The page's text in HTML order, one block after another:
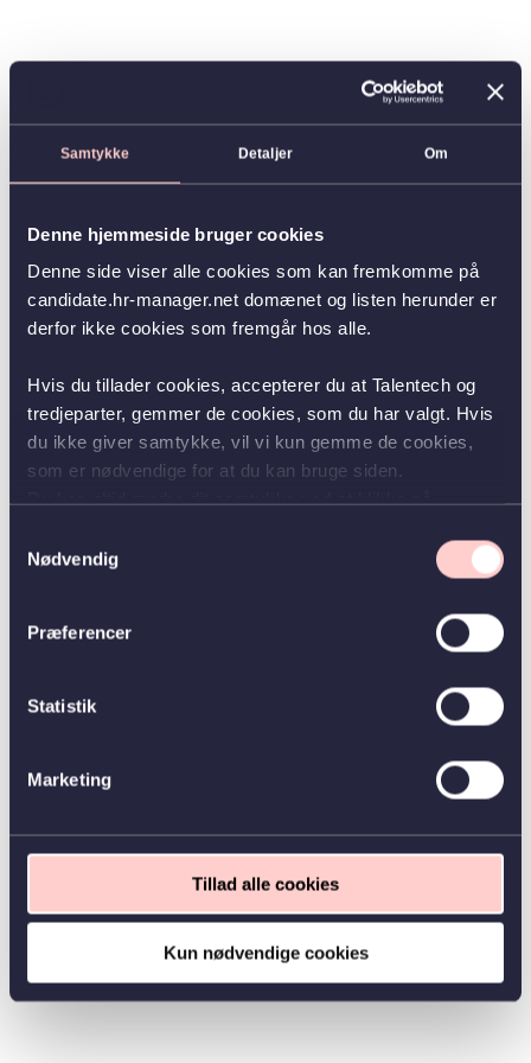
Samtykke Detaljer Om
Denne hjemmeside bruger cookies
Denne side viser alle cookies som kan fremkomme på
candidate.hr-manager.net domænet og listen herunder er
derfor ikke cookies som fremgår hos alle.
Hvis du tillader cookies, accepterer du at Talentech og
tredjeparter, gemmer de cookies, som du har valgt. Hvis
du ikke giver samtykke, vil vi kun gemme de cookies,
som er nødvendige for at du kan bruge siden.
Nødvendig
Præferencer
Statistik
Marketing
Tillad alle cookies
Kun nødvendige cookies